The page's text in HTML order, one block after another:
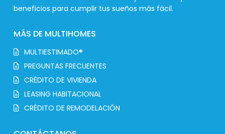
beneficios para cumplir tus sueños más fácil.
MÁS DE MULTIHOMES
MULTIESTIMADO®
PREGUNTAS FRECUENTES
CRÉDITO DE VIVIENDA
LEASING HABITACIONAL
CRÉDITO DE REMODELACIÓN